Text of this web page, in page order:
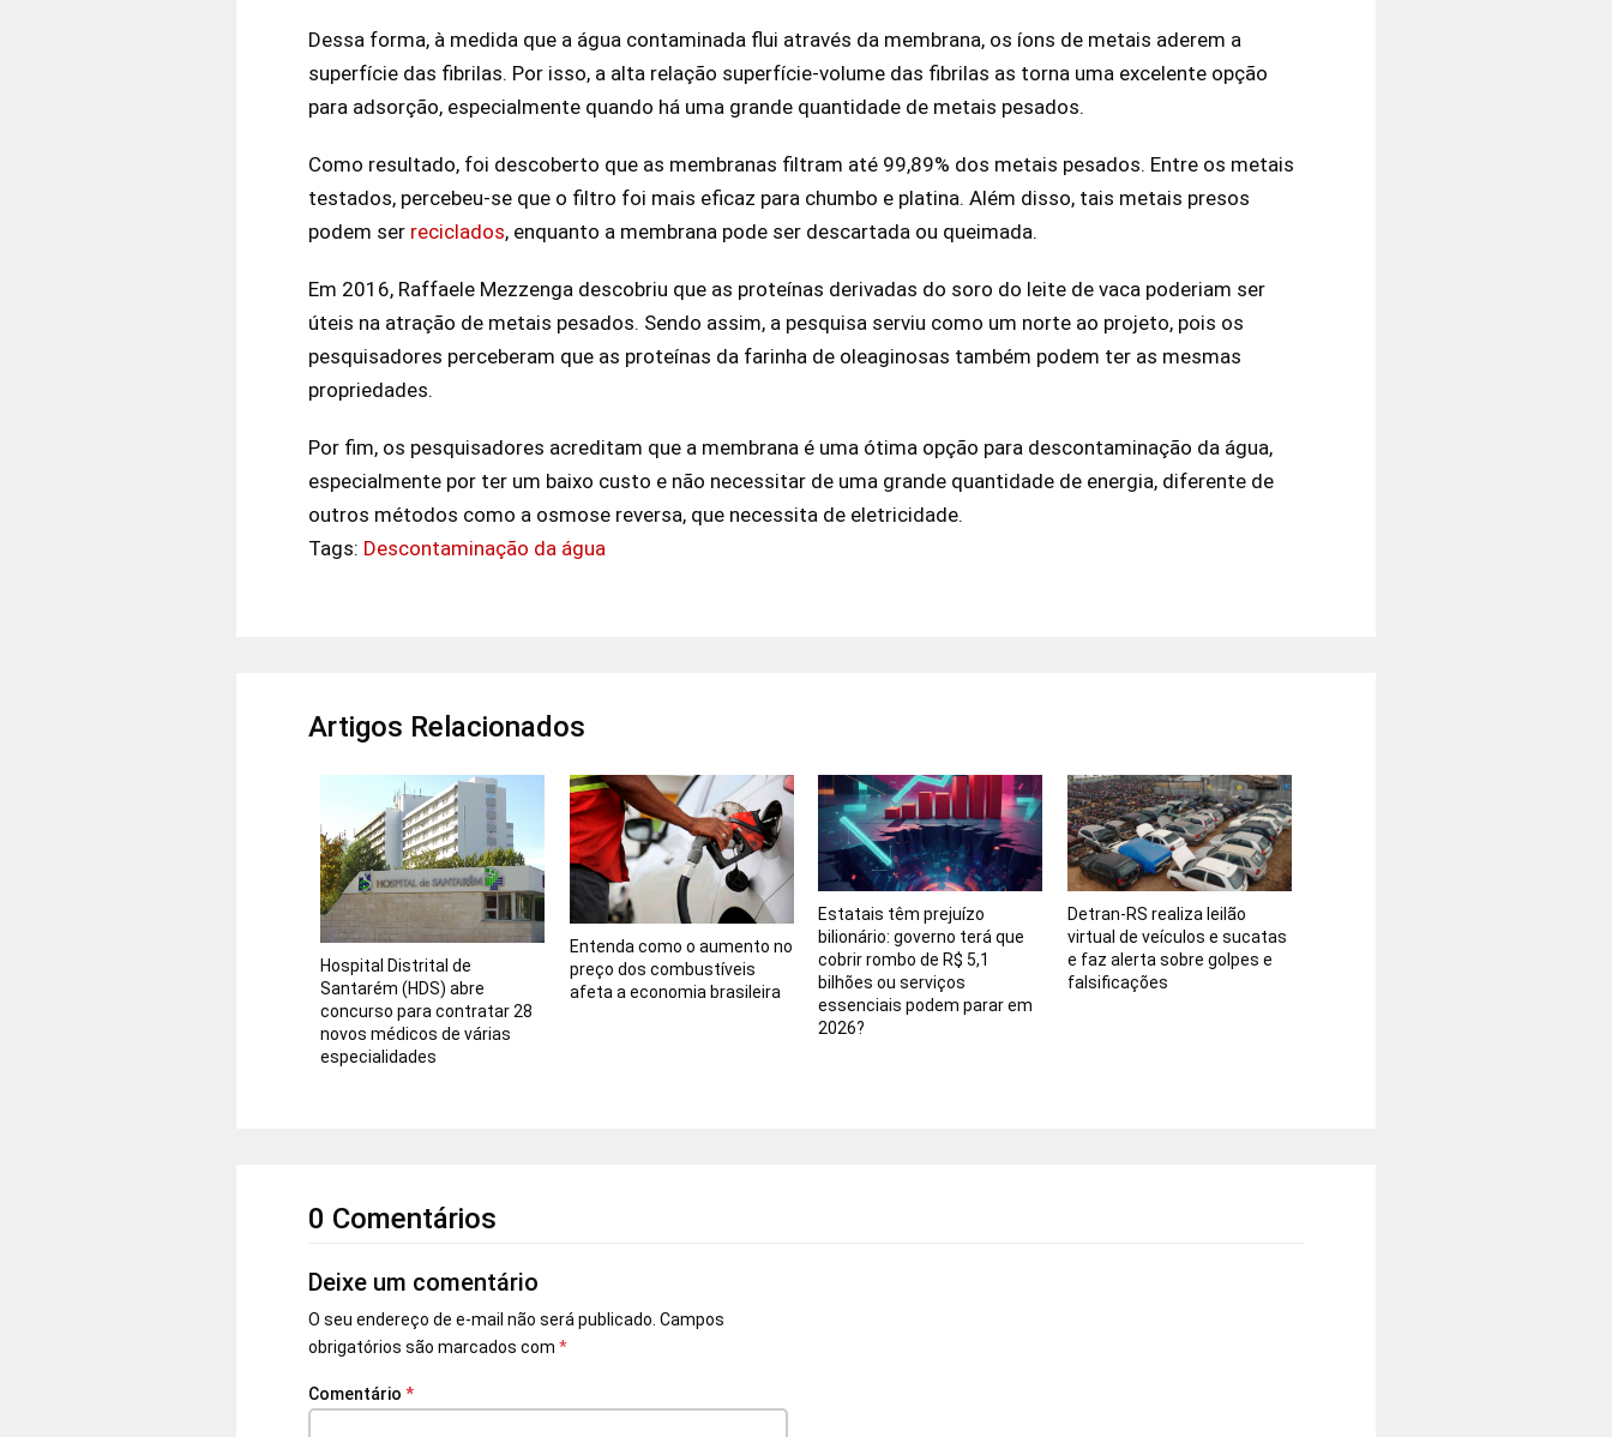
Dessa forma, à medida que a água contaminada flui através da membrana, os íons de metais aderem a
superfície das fibrilas. Por isso, a alta relação superfície-volume das fibrilas as torna uma excelente opção
para adsorção, especialmente quando há uma grande quantidade de metais pesados.
Como resultado, foi descoberto que as membranas filtram até 99,89% dos metais pesados. Entre os metais
testados, percebeu-se que o filtro foi mais eficaz para chumbo e platina. Além disso, tais metais presos
podem ser reciclados, enquanto a membrana pode ser descartada ou queimada.
Em 2016, Raffaele Mezzenga descobriu que as proteínas derivadas do soro do leite de vaca poderiam ser
úteis na atração de metais pesados. Sendo assim, a pesquisa serviu como um norte ao projeto, pois os
pesquisadores perceberam que as proteínas da farinha de oleaginosas também podem ter as mesmas
propriedades.
Por fim, os pesquisadores acreditam que a membrana é uma ótima opção para descontaminação da água,
especialmente por ter um baixo custo e não necessitar de uma grande quantidade de energia, diferente de
outros métodos como a osmose reversa, que necessita de eletricidade.
Tags: Descontaminação da água
Artigos Relacionados
Hospital Distrital de
Santarém (HDS) abre
concurso para contratar 28
novos médicos de várias
especialidades
Entenda como o aumento no
preço dos combustíveis
afeta a economia brasileira
Estatais têm prejuízo
bilionário: governo terá que
cobrir rombo de R$ 5,1
bilhões ou serviços
essenciais podem parar em
2026?
Detran-RS realiza leilão
virtual de veículos e sucatas
e faz alerta sobre golpes e
falsificações
0 Comentários
Deixe um comentário
O seu endereço de e-mail não será publicado. Campos
obrigatórios são marcados com *
Comentário *